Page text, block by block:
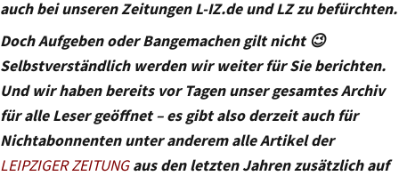
auch bei unseren Zeitungen L-IZ.de und LZ zu befürchten.
Doch Aufgeben oder Bangemachen gilt nicht 😉
Selbstverständlich werden wir weiter für Sie berichten.
Und wir haben bereits vor Tagen unser gesamtes Archiv
für alle Leser geöffnet – es gibt also derzeit auch für
Nichtabonnenten unter anderem alle Artikel der
LEIPZIGER ZEITUNGaus den letzten Jahren zusätzlich auf